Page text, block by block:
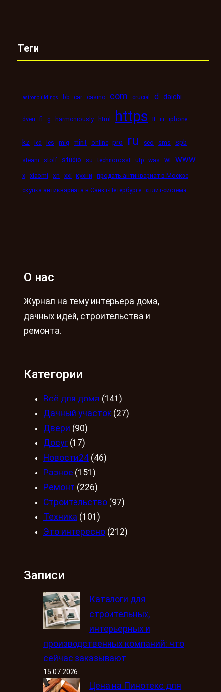
Теги
astronbuildings bb car casino com crucial d daichi
dveri fi g harmoniously html https ii iii iphone
kz led les mig mint online pro ru seo sms spb
steam stolf studio su technorosst utp was wi www
x xiaomi xn xxi кухни
продать антиквариат в Москве
скупка антиквариата в Санкт-Петербурге сплит-система
О нас
Журнал на тему интерьера дома,
дачных идей, строительства и
ремонта.
Категории
Всё для дома (141)
Дачный участок (27)
Двери (90)
Досуг (17)
Новости24 (46)
Разное (151)
Ремонт (226)
Строительство (97)
Техника (101)
Это интересно (212)
Записи
Каталоги для
строительных,
интерьерных и
производственных компаний: что
сейчас заказывают
15.07.2026
Цена на Пинотекс для